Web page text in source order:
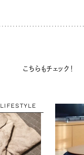
こちらもチェック！
LIFESTYLE